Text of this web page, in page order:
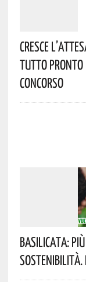
Cresce
Tutto Pronto
Concorso
Basilicata: Più
Sostenibilità.